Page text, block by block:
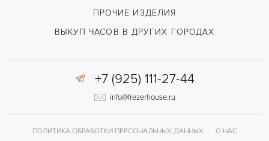
ВОЗМОЖНОСТИ ДОСТАВКИ С документами, С футляром
Двойной сложности застежка
ДЛИНА БРАСЛЕТА, ДЛИННАЯ СТОРОНА
Без цифр
ПРОЧИЕ ИЗДЕЛИЯ
ВЫКУП ЧАСОВ В ДРУГИХ ГОРОДАХ
+7 (925) 111-27-44
info@frezerhouse.ru
ПОЛИТИКА ОБРАБОТКИ ПЕРСОНАЛЬНЫХ ДАННЫХ
О НАС